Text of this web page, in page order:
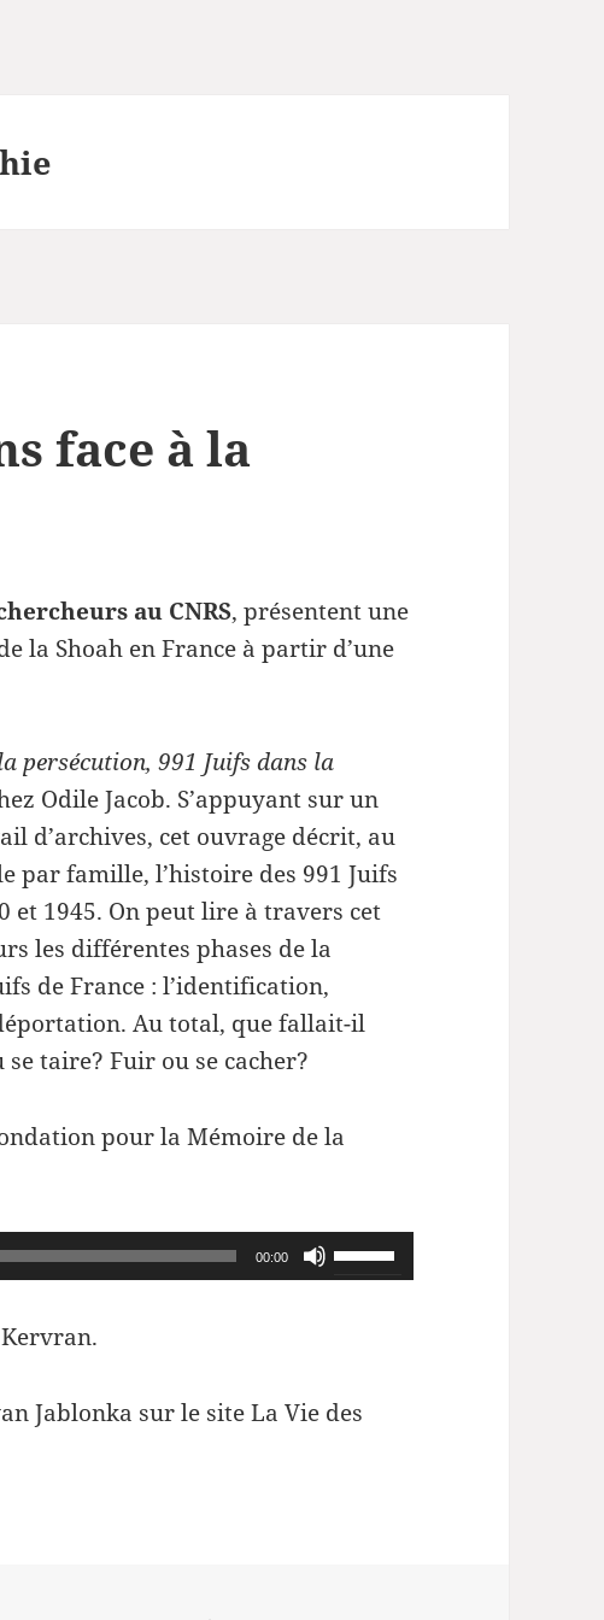
face à la
hercheurs au CNRS, présentent une
la Shoah en France à partir d’une
persécution, 991 Juifs dans la
Odile Jacob. S’appuyant sur un
d’archives, cet ouvrage décrit, au
par famille, l’histoire des 991 Juifs
et 1945. On peut lire à travers cet
les différentes phases de la
de France : l’identification,
Au total, que fallait-il
taire? Fuir ou se cacher?
pour la Mémoire de la
00:00
Utilisez
les
pour
Jablonka sur le site La Vie des